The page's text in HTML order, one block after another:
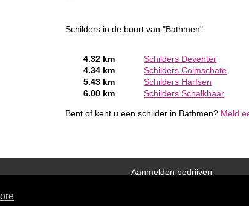
Schilders in de buurt van "Bathmen"
4.32 km
Schilders Deventer
4.34 km
Schilders Colmschate
5.43 km
Schilders Harfsen
6.00 km
Schilders Schalkhaar
Bent of kent u een schilder in Bathmen? Meld
Aanmelden bedrijven